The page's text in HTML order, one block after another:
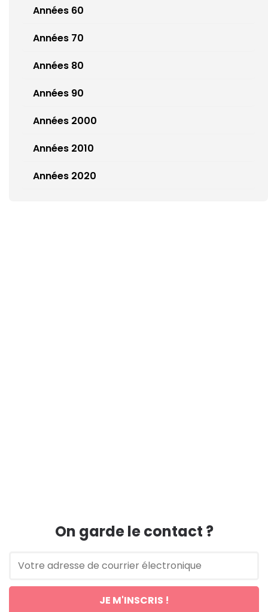
Années 60
Années 70
Années 80
Années 90
Années 2000
Années 2010
Années 2020
On garde le contact ?